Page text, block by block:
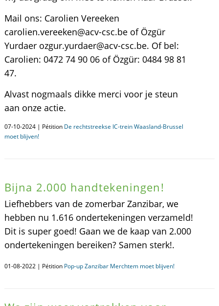
Mail ons: Carolien Vereeken
carolien.vereeken@acv-csc.be of Özgür
Yurdaer ozgur.yurdaer@acv-csc.be. Of bel:
Carolien: 0472 74 90 06 of Özgür: 0484 98 81
47.
Alvast nogmaals dikke merci voor je steun
aan onze actie.
07-10-2024 | Pétition De rechtstreekse IC-trein Waasland-Brussel
moet blijven!
Bijna 2.000 handtekeningen!
Liefhebbers van de zomerbar Zanzibar, we
hebben nu 1.616 ondertekeningen verzameld!
Dit is super goed! Gaan we de kaap van 2.000
ondertekeningen bereiken? Samen sterk!.
01-08-2022 | Pétition Pop-up Zanzibar Merchtem moet blijven!